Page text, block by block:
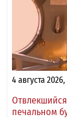
4 августа
печальном